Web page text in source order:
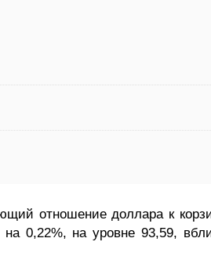
отношение доллара к
0,22%, на уровне 93,59,